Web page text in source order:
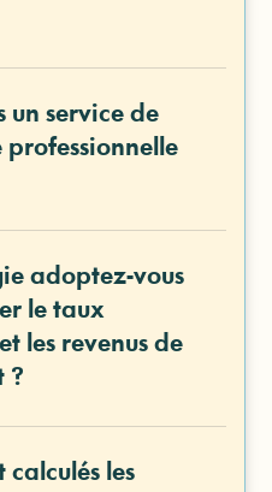
un service de
adoptez-vous
le taux
les revenus de
?
calculés les